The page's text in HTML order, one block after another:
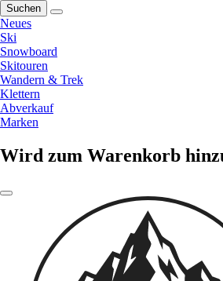
Suchen
Neues
Ski
Snowboard
Skitouren
Wandern & Trek
Klettern
Abverkauf
Marken
Wird zum Warenkorb